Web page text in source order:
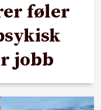
føler
jobb